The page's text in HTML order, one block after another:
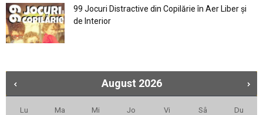
99 Jocuri Distractive din Copilărie în Aer Liber şi
de Interior
August 2026
Lu Ma Mi Jo Vi Sâ Du